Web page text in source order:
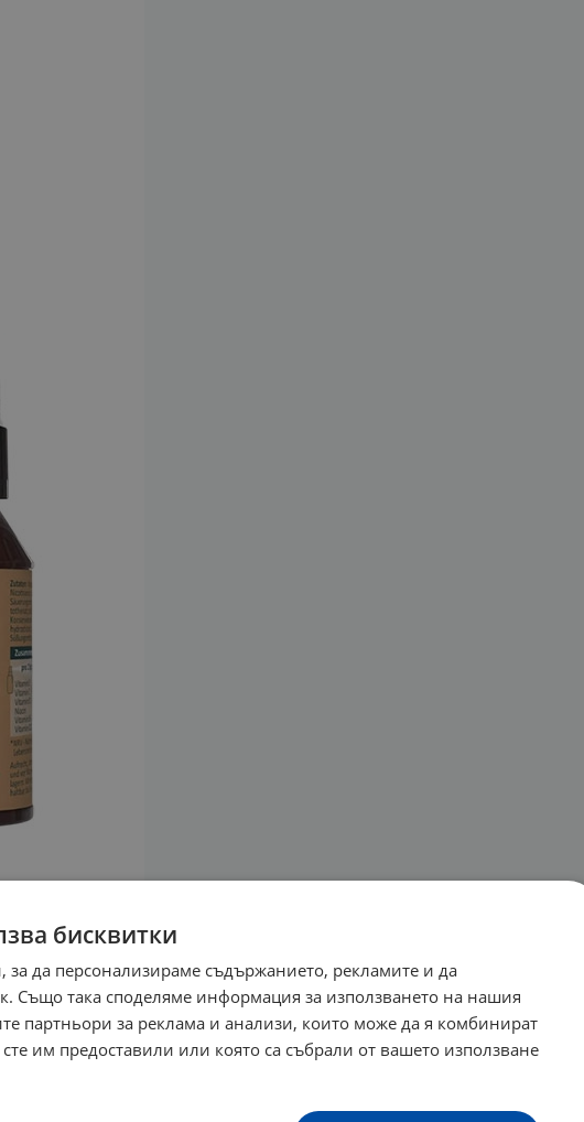
бисквитки
за да персонализираме съдържанието, рекламите и да
Също така споделяме информация за използването на нашия
партньори за реклама и анализи, които може да я комбинират
им предоставили или която са събрали от вашето използване